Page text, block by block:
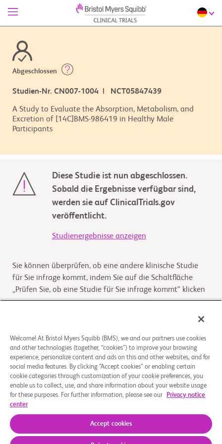
Abgeschlossen
Studien-Nr. CN007-1004 | NCT05847439
A Study to Evaluate the Absorption, Metabolism, and
Excretion of [14C]BMS-986419 in Healthy Male
Participants
Diese Studie ist nun abgeschlossen.
Sobald die Ergebnisse verfügbar sind,
werden sie auf ClinicalTrials.gov
veröffentlicht.
Studienergebnisse anzeigen
Sie können überprüfen, ob eine andere klinische Studie
für Sie infrage kommt, indem Sie auf die Schaltfläche
„Prüfen Sie, ob eine Studie für Sie infrage kommt“ klicken
Überblick
The purpose of this study is to assess the
pharmacokinetics (PK), metabolite profile, routes and
extent of elimination, mass balance, as well as safety
Welcome! At Bristol Myers Squibb (BMS), we and our partners use cookies
and other technologies (together, “cookies”) to improve your browsing
experience, personalize content and ads on this and other websites, and for
social media features. By clicking “Accept cookies” or enabling certain
cookie categories through customization of your cookie preferences, you
enable us to collect, use, and share information about your website usage
for these purposes. For further information, please see our
Privacy notice
center
Accept cookies